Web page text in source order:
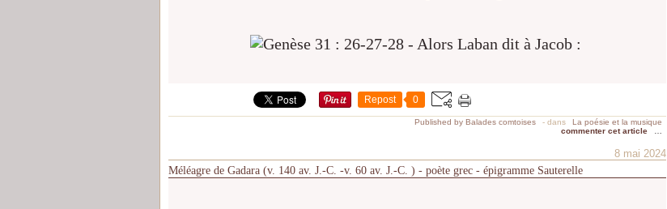
Repost 0
Published by Balades comtoises - dans
La poésie et la musique
commenter cet article
8 mai 2024
Méléagre de Gadara (v. 140 av. J.-C. -v. 60 av. J.-C. ) - poète grec - épigramme Sauterelle